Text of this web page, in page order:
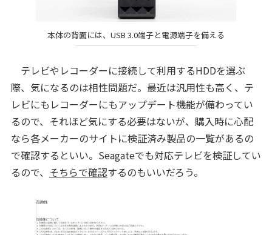
本体の背面には、USB 3.0端子と電源端子を備える
テレビやレコーダーに接続して利用するHDDを選ぶ
際、気になるのは相性問題だ。最近は汎用性も高く、テ
レビにもレコーダーにもアップデート機能が備わってい
るので、それほど気にする必要はないが、購入時に心配
なら各メーカーのサイトに検証済み製品の一覧があるの
で確認するといい。Seagateでも対応テレビを検証してい
るので、 そちらで確認するのもいいだろう。